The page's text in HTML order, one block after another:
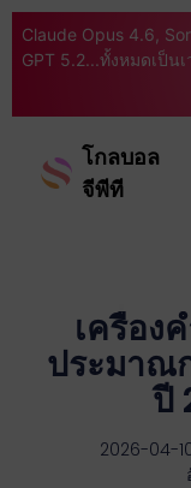
Claude Opus 4.6,
GPT 5.2...ทั้งหมดเป็น
โกลบอล
จีพีที
เครื่อ
ประมาณ
ปี
2026-04-